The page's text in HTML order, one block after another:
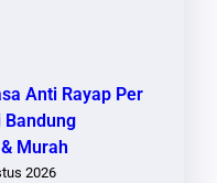
Anti Rayap Per
Bandung
Murah
2026